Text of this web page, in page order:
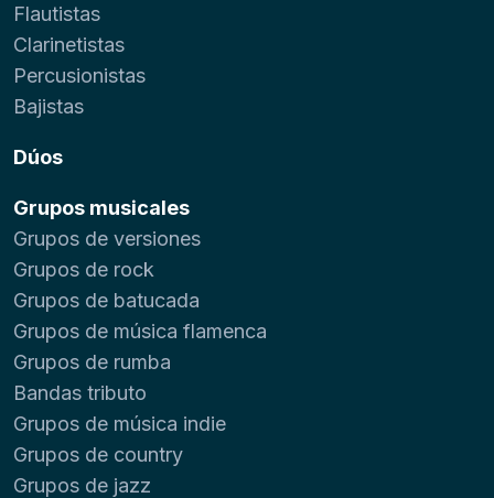
Flautistas
Clarinetistas
Percusionistas
Bajistas
Dúos
Grupos musicales
Grupos de versiones
Grupos de rock
Grupos de batucada
Grupos de música flamenca
Grupos de rumba
Bandas tributo
Grupos de música indie
Grupos de country
Grupos de jazz